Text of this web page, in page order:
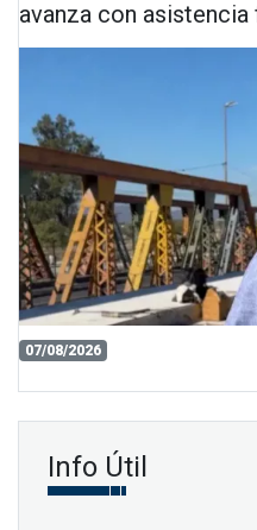
avanza con
07/08/2026
Info Útil